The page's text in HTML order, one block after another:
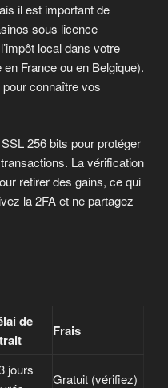
il est important de
sous licence
local dans votre
France ou en Belgique).
connaître vos
256 bits pour protéger
La vérification
retirer des gains, ce qui
la 2FA et ne partagez
de
Frais
jours
Gratuit (vérifiez)